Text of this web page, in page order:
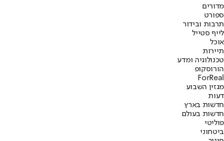
מדורים
ספורט
תרבות ובידור
לייף סטייל
אוכל
תיירות
טכנולוגיה ומדע
הורוסקופ
ForReal
מגזין השבוע
דעות
חדשות בארץ
חדשות בעולם
פוליטי
ביטחוני